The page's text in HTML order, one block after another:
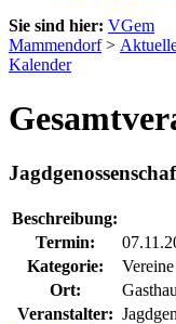
Sie sind hier: VGem
Mammendorf>
Kalender
Beschreibung:
Termin:
Kategorie:
Vereine
Ort:
Veranstalter: